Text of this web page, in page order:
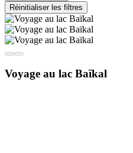
Réinitialiser les filtres
Voyage au lac Baïkal